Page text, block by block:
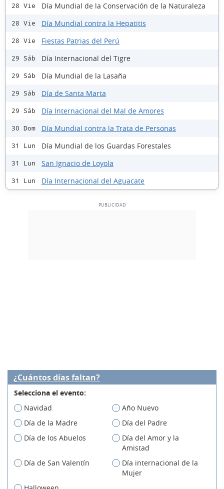
28 Vie Día Mundial de la Conservación de la Naturaleza
28 Vie Día Mundial contra la Hepatitis
28 Vie Fiestas Patrias del Perú
29 Sáb Día Internacional del Tigre
29 Sáb Día Mundial de la Lasaña
29 Sáb Día de Santa Marta
29 Sáb Día Internacional del Mal de Amores
30 Dom Día Mundial contra la Trata de Personas
31 Lun Día Mundial de los Guardas Forestales
31 Lun San Ignacio de Loyola
31 Lun Día Internacional del Aguacate
¿Cuántos días faltan?
Selecciona el evento:
Navidad
Año Nuevo
Día de la Madre
Día del Padre
Día de los Abuelos
Día del Amor y la
Amistad
Día de San Valentín
Día internacional de la
Mujer